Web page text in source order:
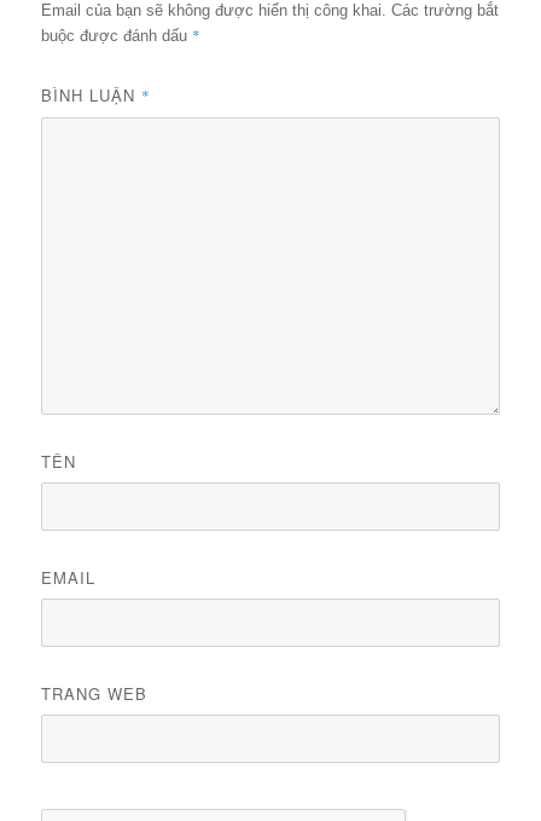
Email của bạn sẽ không được hiển thị công khai. Các trường bắt
buộc được đánh dấu *
BÌNH LUẬN *
TÊN
EMAIL
TRANG WEB